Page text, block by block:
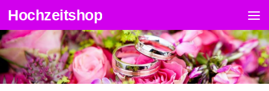
Zum Inhalt springen
Hochzeitshop